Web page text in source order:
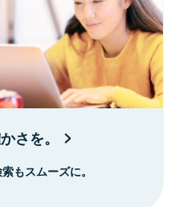
さを。
もスムーズに。